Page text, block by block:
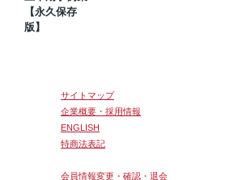
【永久保存
版】
サイトマップ
企業概要・採用情報
ENGLISH
特商法表記
会員情報変更・確認・退会